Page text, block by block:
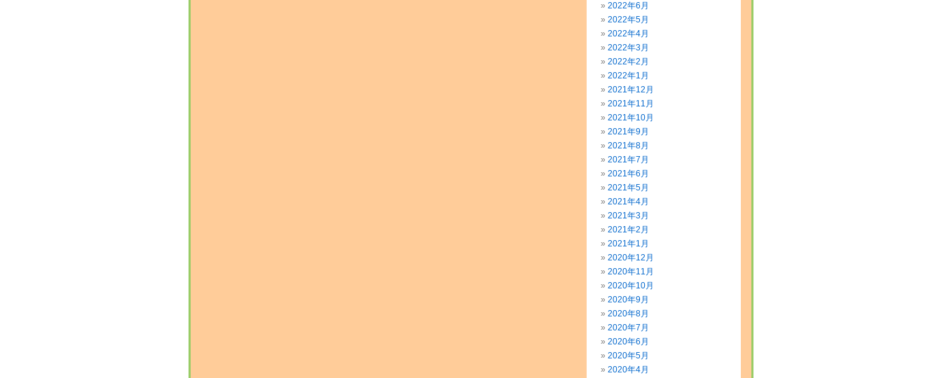
2022年6月
2022年5月
2022年4月
2022年3月
2022年2月
2022年1月
2021年12月
2021年11月
2021年10月
2021年9月
2021年8月
2021年7月
2021年6月
2021年5月
2021年4月
2021年3月
2021年2月
2021年1月
2020年12月
2020年11月
2020年10月
2020年9月
2020年8月
2020年7月
2020年6月
2020年5月
2020年4月